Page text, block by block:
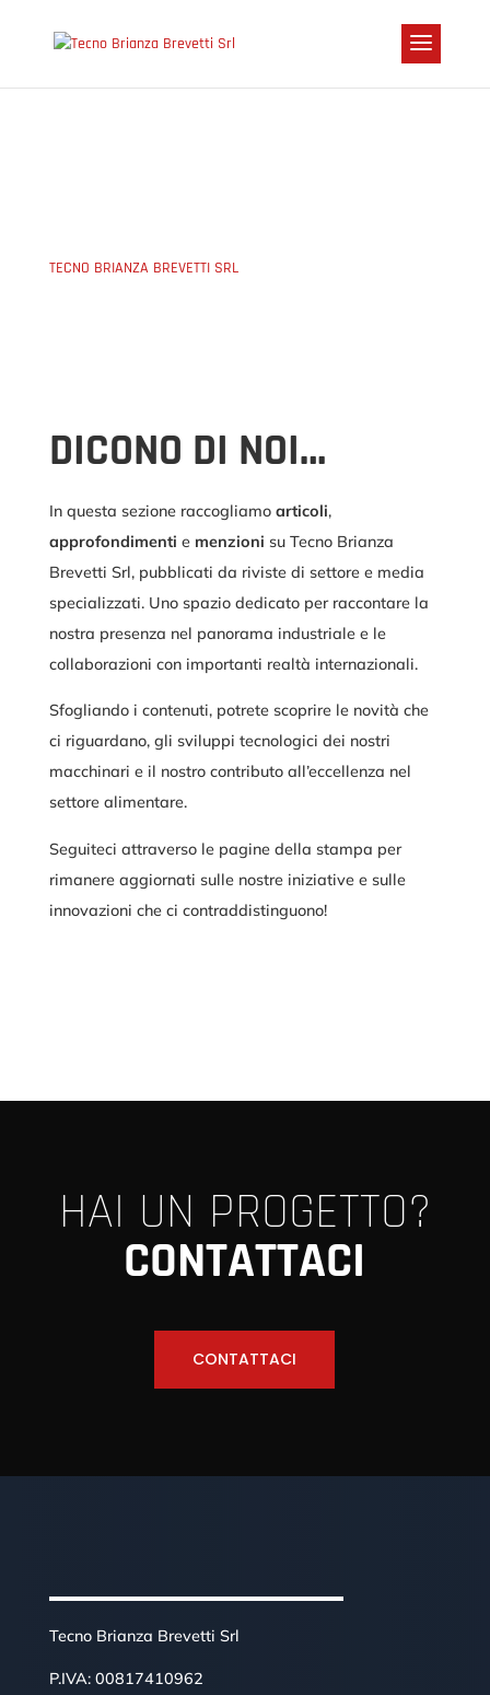
TECNO BRIANZA BREVETTI SRL
DICONO DI NOI…
In questa sezione raccogliamo articoli,
approfondimenti e menzioni su Tecno Brianza
Brevetti Srl, pubblicati da riviste di settore e media
specializzati. Uno spazio dedicato per raccontare la
nostra presenza nel panorama industriale e le
collaborazioni con importanti realtà internazionali.
Sfogliando i contenuti, potrete scoprire le novità che
ci riguardano, gli sviluppi tecnologici dei nostri
macchinari e il nostro contributo all’eccellenza nel
settore alimentare.
Seguiteci attraverso le pagine della stampa per
rimanere aggiornati sulle nostre iniziative e sulle
innovazioni che ci contraddistinguono!
HAI UN PROGETTO?
CONTATTACI
CONTATTACI
Tecno Brianza Brevetti Srl
P.IVA: 00817410962